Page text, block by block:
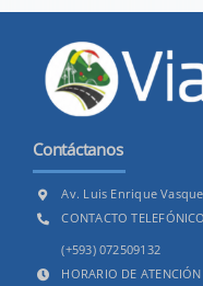
Contáctanos
Av. Luis Enrique
CONTACTO TELEFÓNICO
(+593) 072509132
HORARIO DE ATENCIÓN